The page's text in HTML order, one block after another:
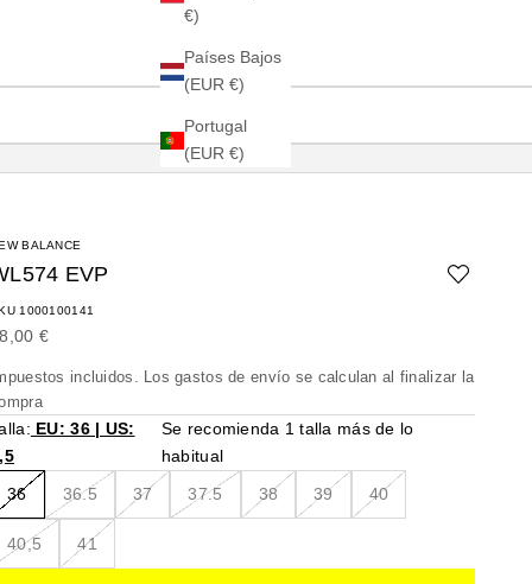
€)
Países Bajos
(EUR €)
Portugal
(EUR €)
BALANCE
EVP
1000100141
de oferta
€
incluidos. Losgastos de envío se calculan al finalizar la
EU: 36 | US:
Se recomienda 1 talla más de lo
habitual
36 36.5 37 37.5 38 39 40
40,5 41